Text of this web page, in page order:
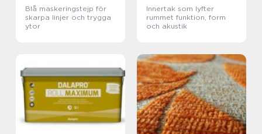
Blå maskeringstejp för
skarpa linjer och trygga
ytor
Innertak som lyfter
rummet funktion, form
och akustik